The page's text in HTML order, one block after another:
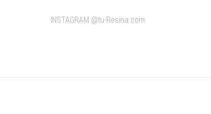
INSTAGRAM @tu-Resina.com